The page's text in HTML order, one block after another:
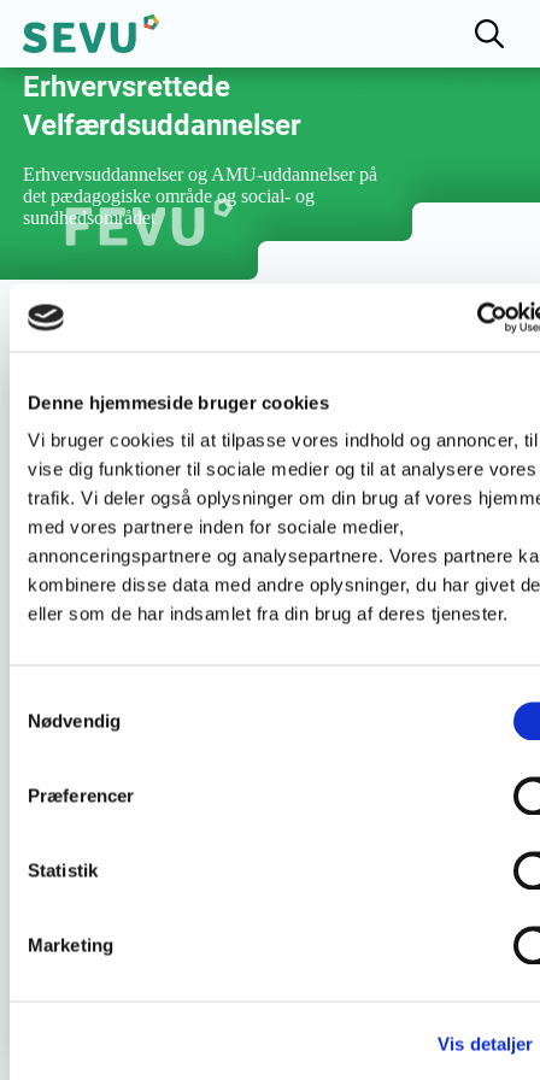
Denne hjemmeside bruger cookies
Vi bruger cookies til at tilpasse vores indhold og annoncer,
vise dig funktioner til sociale medier og til at analysere vores
trafik. Vi deler også oplysninger om din brug af vores
med vores partnere inden for sociale medier,
annonceringspartnere og analysepartnere. Vores partnere
kombinere disse data med andre oplysninger, du har givet
eller som de har indsamlet fra din brug af deres tjenester.
Nødvendig
Præferencer
Statistik
Marketing
Vis detaljer
Fællesudvalget for
Erhvervsrettede
Velfærdsuddannelser
Erhvervsuddannelser og AMU-uddannelser på
det pædagogiske område og social- og
sundhedsområdet
Varighed :3 dage
Uddannelsesnummer :49793
DKLL nummer : 4
Deltageren kan understøtte børns behov for
bruges som et pædagogisk læringsmiljø for børn
inddrages i egen læring.
SE PLANLAGT HOLD OG TILMELD DIG